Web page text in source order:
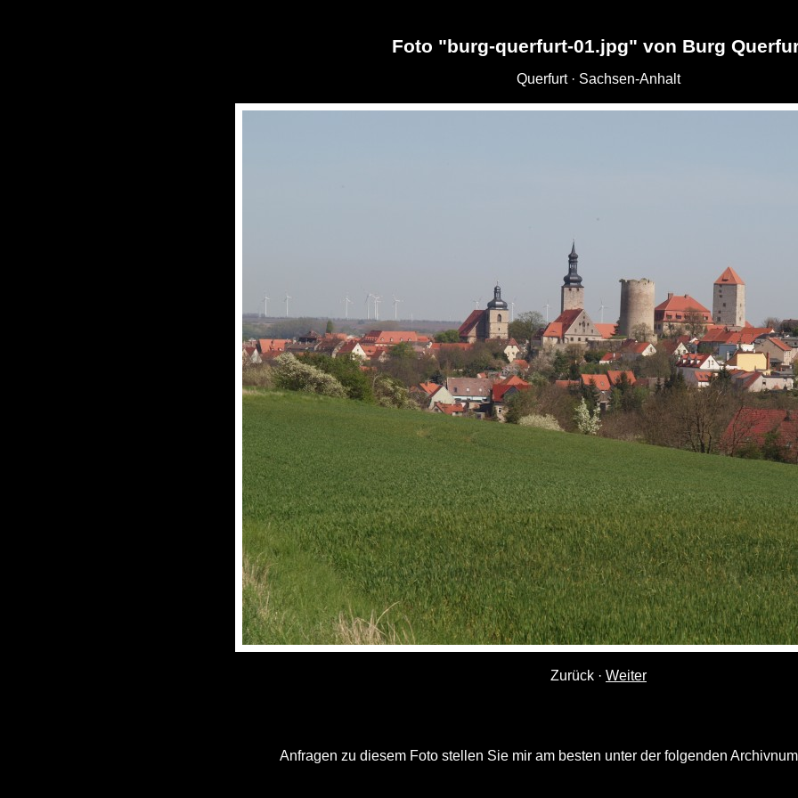
Foto "burg-querfurt-01.jpg" von Burg
Querfurt · Sachsen-Anhalt
Zurück · Weiter
Anfragen zu diesem Foto stellen Sie mir am besten unter der folgenden